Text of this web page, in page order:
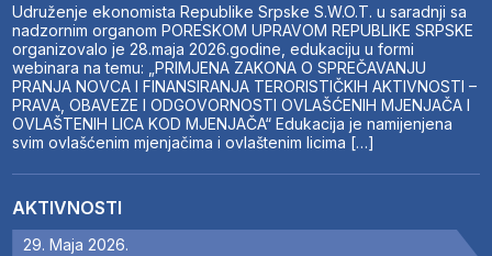
Udruženje ekonomista Republike Srpske S.W.O.T. u saradnji sa
nadzornim organom PORESKOM UPRAVOM REPUBLIKE SRPSKE
organizovalo je 28.maja 2026.godine, edukaciju u formi
webinara na temu: „PRIMJENA ZAKONA O SPREČAVANJU
PRANJA NOVCA I FINANSIRANJA TERORISTIČKIH AKTIVNOSTI –
PRAVA, OBAVEZE I ODGOVORNOSTI OVLAŠĆENIH MJENJAČA I
OVLAŠTENIH LICA KOD MJENJAČA“ Edukacija je namijenjena
svim ovlašćenim mjenjačima i ovlaštenim licima […]
AKTIVNOSTI
29. Maja 2026.